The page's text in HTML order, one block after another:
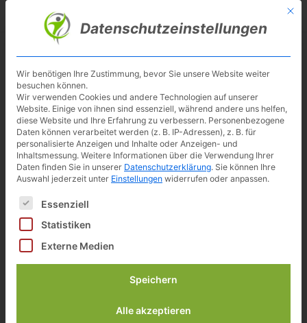
Skip
Besuche meinen Youtube-Kanal ▶︎
Schreibtischfahrrad Flexispot
Sit2Go im Test
Armin Lenz • Veröffentlicht 08.04.2022 •
Aktualisiert 27.02.2023 • Lesedauer 8 Minuten
Mit
Datenschutzeinstellungen
Wir benötigen Ihre Zustimmung, bevor Sie unsere Website weiter
besuchen können.
Wir verwenden Cookies und andere Technologien auf unserer
Website. Einige von ihnen sind essenziell, während andere uns helfen,
diese Website und Ihre Erfahrung zu verbessern. Personenbezogene
Daten können verarbeitet werden (z. B. IP-Adressen), z. B. für
personalisierte Anzeigen und Inhalte oder Anzeigen- und
Inhaltsmessung. Weitere Informationen über die Verwendung Ihrer
Daten finden Sie in unserer Datenschutzerklärung. Sie können Ihre
Auswahl jederzeit unter Einstellungen widerrufen oder anpassen.
Es folgt eine Liste der Service-Gruppen, für die eine
Essenziell
Statistiken
Externe Medien
Speichern
Alle akzeptieren